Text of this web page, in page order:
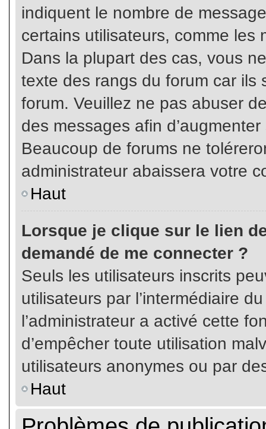
indiquent le nombre de
certains utilisateurs, comme les
Dans la plupart des cas, vous
texte des rangs du forum car ils
forum. Veuillez ne pas abuser
des messages afin
Beaucoup de forums ne
administrateur abaissera votre
Haut
Lorsque je clique sur le lien
demandé de me connecter ?
Seuls les utilisateurs inscrits
utilisateurs par l’intermédiaire
l’administrateur a activé cette
d’empêcher toute utilisation
utilisateurs anonymes ou par
Haut